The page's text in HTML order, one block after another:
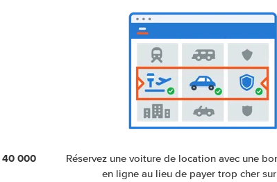
40 000
Réservez une voiture de location avec une
en ligne au lieu de payer trop cher